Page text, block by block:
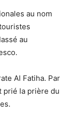
au nom
au
Al Fatiha. Par
prié la prière du